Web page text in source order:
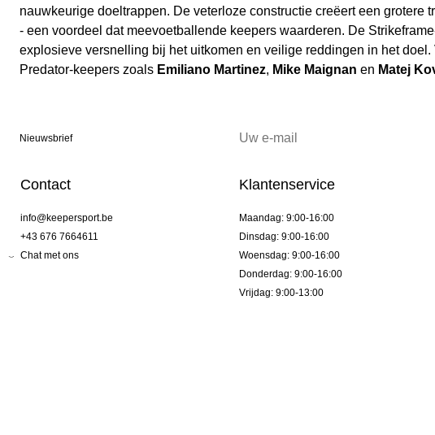
nauwkeurige doeltrappen. De veterloze constructie creëert een grotere
- een voordeel dat meevoetballende keepers waarderen. De
explosieve versnelling bij het uitkomen en veilige reddingen in het doel.
Predator-keepers zoals Emiliano Martinez, Mike Maignan en Matej
Nieuwsbrief
Contact
info@keepersport.be
+43 676 7664611
Chat met ons
Klantenservice
Maandag: 9:00-16:00
Dinsdag: 9:00-16:00
Woensdag: 9:00-16:00
Donderdag: 9:00-16:00
Vrijdag: 9:00-13:00